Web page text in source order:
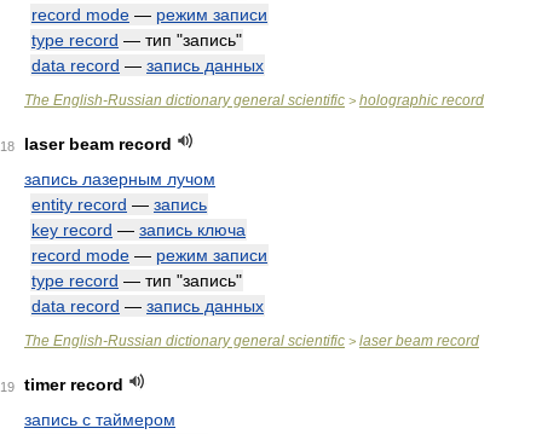
record mode — режим записи
type record — тип "запись"
data record — запись данных
The English-Russian dictionary general scientific > holographic record
18
laser beam record
запись лазерным лучом
entity record — запись
key record — запись ключа
record mode — режим записи
type record — тип "запись"
data record — запись данных
The English-Russian dictionary general scientific > laser beam record
19
timer record
запись с таймером